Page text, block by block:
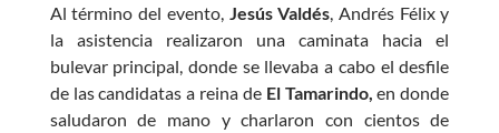
Al término del evento, JesúsValdés, Andrés Félix y
la asistencia realizaron una caminata hacia el
bulevar principal, donde se llevaba a cabo el desfile
de las candidatas a reina de El Tamarindo, en donde
saludaron de mano y charlaron con cientos de